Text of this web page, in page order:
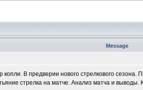
Message
копли. В предверии нового стрелкового
стрелка на матче. Анализ матча и выводы.